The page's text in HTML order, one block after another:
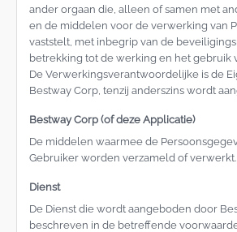
ander orgaan die, alleen of samen met
en de middelen voor de verwerking van
vaststelt, met inbegrip van de
betrekking tot de werking en het gebruik
De Verwerkingsverantwoordelijke is de
Bestway Corp, tenzij anderszins wordt
Bestway Corp (of deze Applicatie)
De middelen waarmee de
Gebruiker worden verzameld of verwerkt.
Dienst
De Dienst die wordt aangeboden door
beschreven in de betreffende